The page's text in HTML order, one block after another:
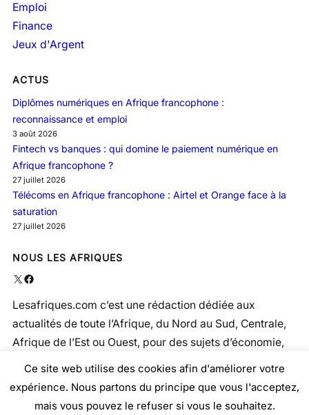
Emploi
Finance
Jeux d'Argent
ACTUS
Diplômes numériques en Afrique francophone :
reconnaissance et emploi
3 août 2026
Fintech vs banques : qui domine le paiement numérique en
Afrique francophone ?
27 juillet 2026
Télécoms en Afrique francophone : Airtel et Orange face à la
saturation
27 juillet 2026
NOUS LES AFRIQUES
X Facebook
Lesafriques.com c’est une rédaction dédiée aux
actualités de toute l’Afrique, du Nord au Sud, Centrale,
Afrique de l’Est ou Ouest, pour des sujets d’économie,
politique, social, santé …
Ce site web utilise des cookies afin d'améliorer votre
expérience. Nous partons du principe que vous l'acceptez,
mais vous pouvez le refuser si vous le souhaitez.